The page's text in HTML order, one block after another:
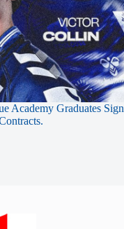
Academy Graduates Sign